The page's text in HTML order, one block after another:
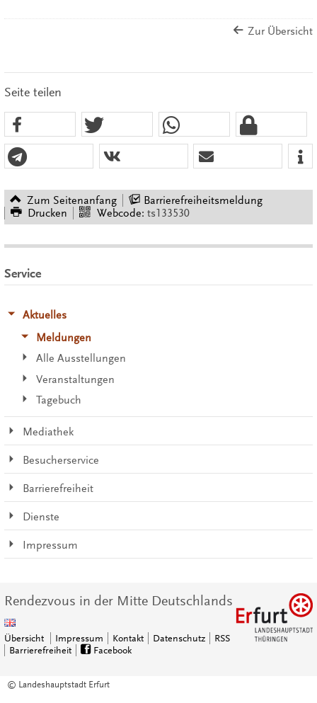
Zur Übersicht
Seite teilen
Zum Seitenanfang
Barrierefreiheitsmeldung
Drucken
Webcode: ts133530
Service
Aktuelles
Meldungen
Alle Ausstellungen
Veranstaltungen
Tagebuch
Mediathek
Besucherservice
Barrierefreiheit
Dienste
Impressum
Rendezvous in der Mitte Deutschlands
Übersicht Impressum Kontakt Datenschutz
RSS
Barrierefreiheit
Facebook
© Landeshauptstadt Erfurt